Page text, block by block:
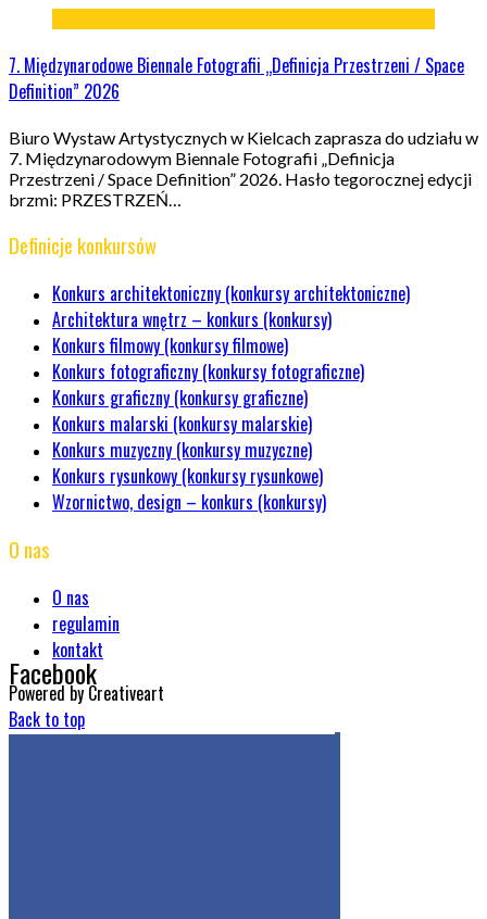
7. Międzynarodowe Biennale Fotografii „Definicja Przestrzeni / Space
Definition” 2026
Biuro Wystaw Artystycznych w Kielcach zaprasza do udziału w
7. Międzynarodowym Biennale Fotografii „Definicja
Przestrzeni / Space Definition” 2026. Hasło tegorocznej edycji
brzmi: PRZESTRZEŃ…
Definicje konkursów
Konkurs architektoniczny (konkursy architektoniczne)
Architektura wnętrz – konkurs (konkursy)
Konkurs filmowy (konkursy filmowe)
Konkurs fotograficzny (konkursy fotograficzne)
Konkurs graficzny (konkursy graficzne)
Konkurs malarski (konkursy malarskie)
Konkurs muzyczny (konkursy muzyczne)
Konkurs rysunkowy (konkursy rysunkowe)
Wzornictwo, design – konkurs (konkursy)
O nas
O nas
regulamin
kontakt
Powered by Creativeart
Back to top
Facebook
Get the Facebook Likebox Slider Pro for WordPress